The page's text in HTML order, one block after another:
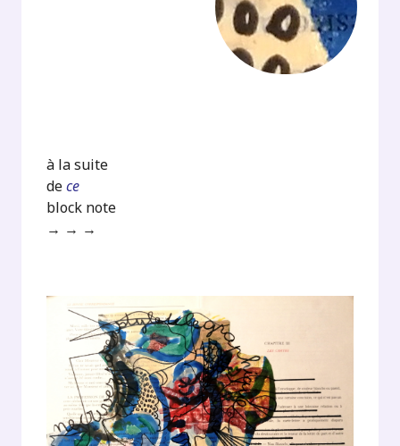
à la suite
dece
block note
→ → →